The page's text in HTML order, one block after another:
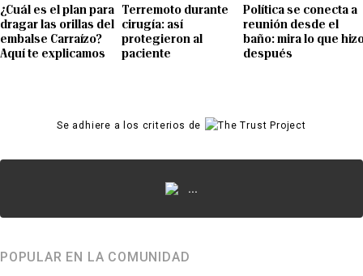
¿Cuál es el plan para
dragar las orillas del
embalse Carraízo?
Aquí te explicamos
Terremoto durante
cirugía: así
protegieron al
paciente
Política se conecta a
reunión desde el
baño: mira lo que
después
Se adhiere a los criterios de
...
POPULAR EN LA COMUNIDAD